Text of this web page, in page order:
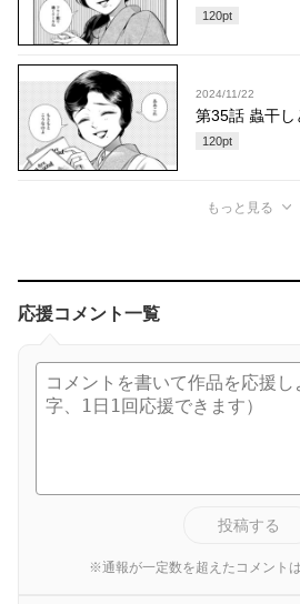
120pt
2024/11/22
第35話 蟲干し
120pt
もっと見る
応援コメント一覧
投稿する
※通報が一定数を超えたコメント